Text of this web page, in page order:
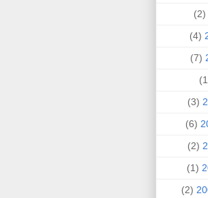
(2)
(4)
(7)
(3)
(6)
(2)
(1)
(2)